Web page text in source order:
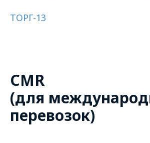
ТОРГ-13
CMR
(для
перевозок)